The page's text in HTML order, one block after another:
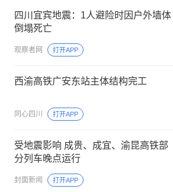
四川宜宾地震：1人避险时因户外墙体
倒塌死亡
观察者网 打开APP
西渝高铁广安东站主体结构完工
同心四川 打开APP
受地震影响 成贵、成宜、渝昆高铁部
分列车晚点运行
封面新闻 打开APP